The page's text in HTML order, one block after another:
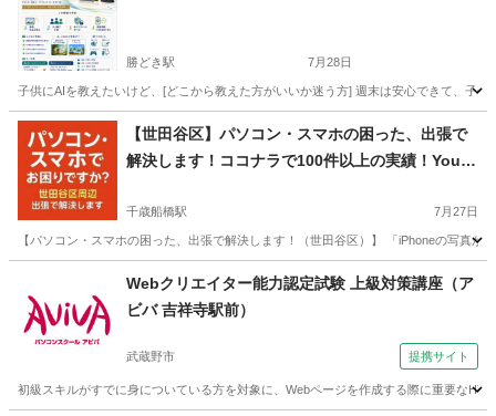
勝どき駅 7月28日
子供にAIを教えたいけど、[どこから教えた方がいいか迷う方] 週末は安心できて、子
東京 中央区 勝どき駅 パソコン
【世田谷区】パソコン・スマホの困った、出張で
解決します！ココナラで100件以上の実績！YouT
千歳船橋駅 7月27日
【パソコン・スマホの困った、出張で解決します！（世田谷区）】 「iPhoneの写真
千歳船橋駅 Windows総合 ココナラ
Webクリエイター能力認定試験 上級対策講座（ア
ビバ 吉祥寺駅前）
武蔵野市 提携サイト
初級スキルがすでに身についている方を対象に、Webページを作成する際に重要な